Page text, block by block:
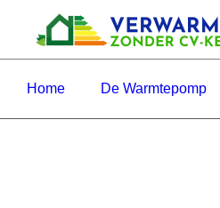
Home De Warmtepomp